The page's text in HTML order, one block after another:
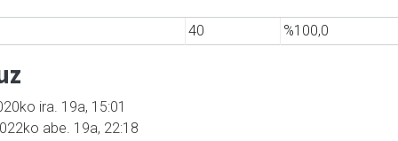
40 %100,0
ira. 19a, 15:01
abe. 19a, 22:18